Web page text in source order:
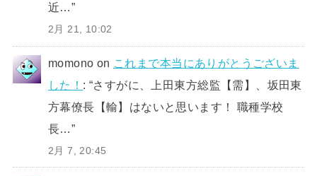
近…”
2月 21, 10:02
momono on これまで本当にありがとうございま
した！ : “さすがに、上田東方総監【需】、坂田東
方幕僚長【輸】はないと思います！ 職種学校
長…”
2月 7, 20:45